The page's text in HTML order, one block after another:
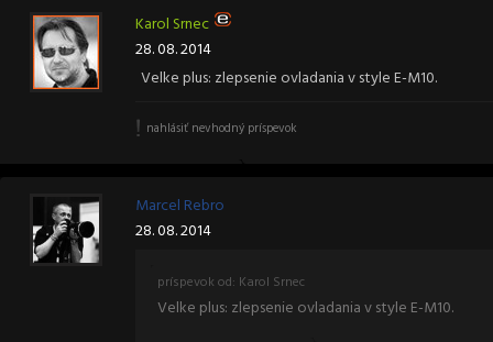
Karol Srnec
28. 08. 2014
Velke plus: zlepsenie ovladania v style E-M10.
nahlásiť nevhodný príspevok
Marcel Rebro
28. 08. 2014
príspevok od: Karol Srnec
Velke plus: zlepsenie ovladania v style E-M10.